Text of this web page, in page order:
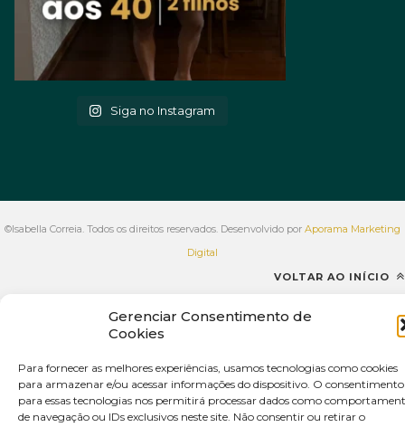
Gerenciar Consentimento de
Cookies
Para fornecer as melhores experiências, usamos tecnologias como cookies
para armazenar e/ou acessar informações do dispositivo. O consentimento
para essas tecnologias nos permitirá processar dados como
de navegação ou IDs exclusivos neste site. Não consentir ou retirar o
Siga no Instagram
©Isabella Correia. Todos os direitos reservados. Desenvolvido por Aporama Marketing
Digital
VOLTAR AO INÍCIO